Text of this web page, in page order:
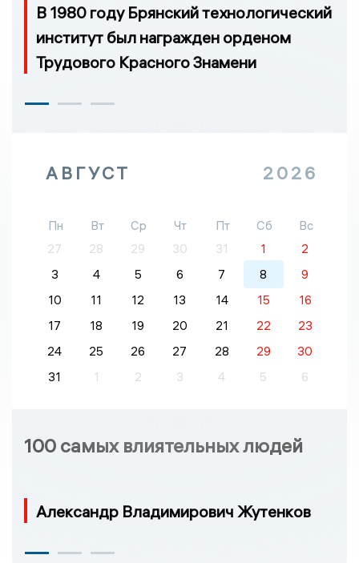
В 1980 году Брянский технологический
институт был награжден орденом
Трудового Красного Знамени
АВГУСТ 2026
Пн Вт Ср Чт Пт Сб
Вс
27
28 29 30 31 1
2
3
4 5 6 7 8
9
10
11 12 13 14 15
16
17
18 19 20 21 22
23
24
25 26 27 28 29
30
31
1 2 3 4 5 6
100 самых влиятельных людей
Александр Владимирович Жутенков